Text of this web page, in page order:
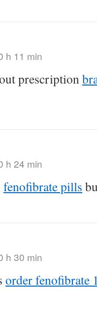
h 11 min
prescription
h 24 min
fenofibrate pills
h 30 min
order fenofibrate